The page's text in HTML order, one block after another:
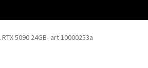
RTX 5090 24GB- art 10000253a